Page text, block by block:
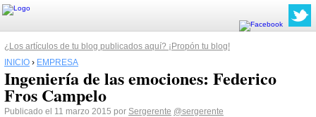
¿Los artículos de tu blog publicados aquí? ¡Propón tu blog!
INICIO › EMPRESA
Ingeniería de las emociones: Federico
Fros Campelo
Publicado el 11 marzo 2015 por Sergerente @sergerente